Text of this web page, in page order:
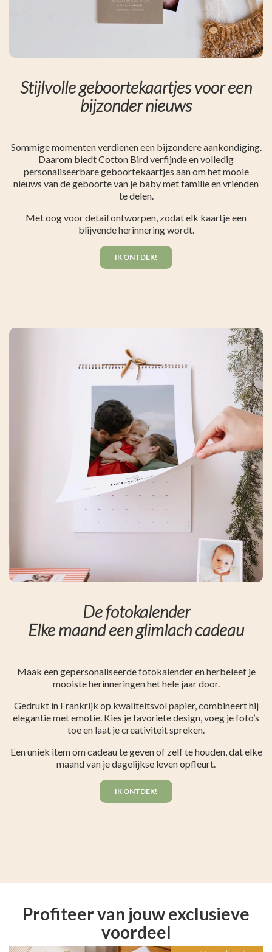
Stijlvolle geboortekaartjes voor een
bijzonder nieuws
Sommige momenten verdienen een bijzondere aankondiging.
Daarom biedt Cotton Bird verfijnde en volledig
personaliseerbare geboortekaartjes aan om het mooie
nieuws van de geboorte van je baby met familie en vrienden
te delen.
Met oog voor detail ontworpen, zodat elk kaartje een
blijvende herinnering wordt.
IK ONTDEK!
De fotokalender
Elke maand een glimlach cadeau
Maak een gepersonaliseerde fotokalender en herbeleef je
mooiste herinneringen het hele jaar door.
Gedrukt in Frankrijk op kwaliteitsvol papier, combineert hij
elegantie met emotie. Kies je favoriete design, voeg je foto’s
toe en laat je creativiteit spreken.
Een uniek item om cadeau te geven of zelf te houden, dat elke
maand van je dagelijkse leven opfleurt.
IK ONTDEK!
Profiteer van jouw exclusieve
voordeel